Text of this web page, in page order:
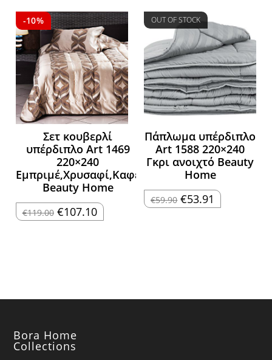
€22.00. είναι:
€19.80.
-10%
Σετ κουβερλί
υπέρδιπλο Art 1469
220×240
Εμπριμέ,Χρυσαφί,Καφέ
Beauty Home
€119.00 Original
price
€107.10Η
τρέχουσα
OUT OF STOCK
Πάπλωμα υπέρδιπλο
Art 1588 220×240
Γκρι ανοιχτό Beauty
Home
€59.90 Original
price
€53.91 Η
τρέχουσα
Bora Home
Collections